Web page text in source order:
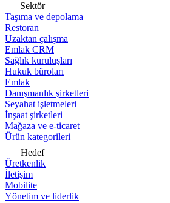
Sektör
Taşıma ve depolama
Restoran
Uzaktan çalışma
Emlak CRM
Sağlık kuruluşları
Hukuk büroları
Emlak
Danışmanlık şirketleri
Seyahat işletmeleri
İnşaat şirketleri
Mağaza ve e-ticaret
Ürün kategorileri
Hedef
Üretkenlik
İletişim
Mobilite
Yönetim ve liderlik